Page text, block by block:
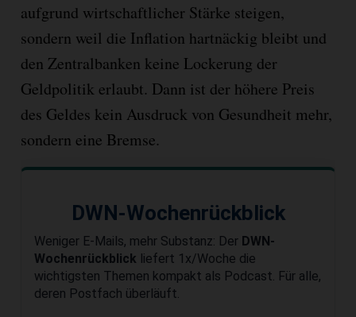
aufgrund wirtschaftlicher Stärke steigen,
sondern weil die Inflation hartnäckig bleibt und
den Zentralbanken keine Lockerung der
Geldpolitik erlaubt. Dann ist der höhere Preis
des Geldes kein Ausdruck von Gesundheit mehr,
sondern eine Bremse.
DWN-Wochenrückblick
Weniger E-Mails, mehr Substanz: Der DWN-
Wochenrückblick liefert 1x/Woche die
wichtigsten Themen kompakt als Podcast. Für alle,
deren Postfach überläuft.